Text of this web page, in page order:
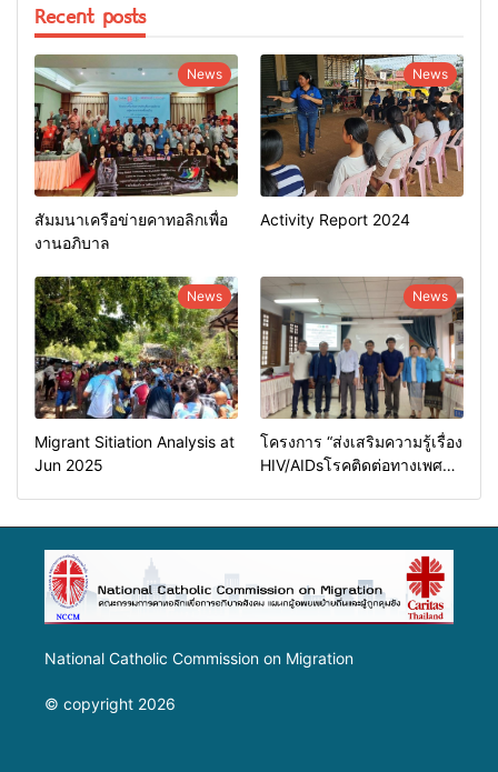
Recent posts
News
สัมมนาเครือข่ายคาทอลิกเพื่อ
งานอภิบาล
News
Activity Report 2024
News
Migrant Sitiation Analysis at
Jun 2025
News
โครงการ “ส่งเสริมความรู้เรื่อง
HIV/AIDsโรคติดต่อทางเพศ
National Catholic Commission on Migration
© copyright 2026